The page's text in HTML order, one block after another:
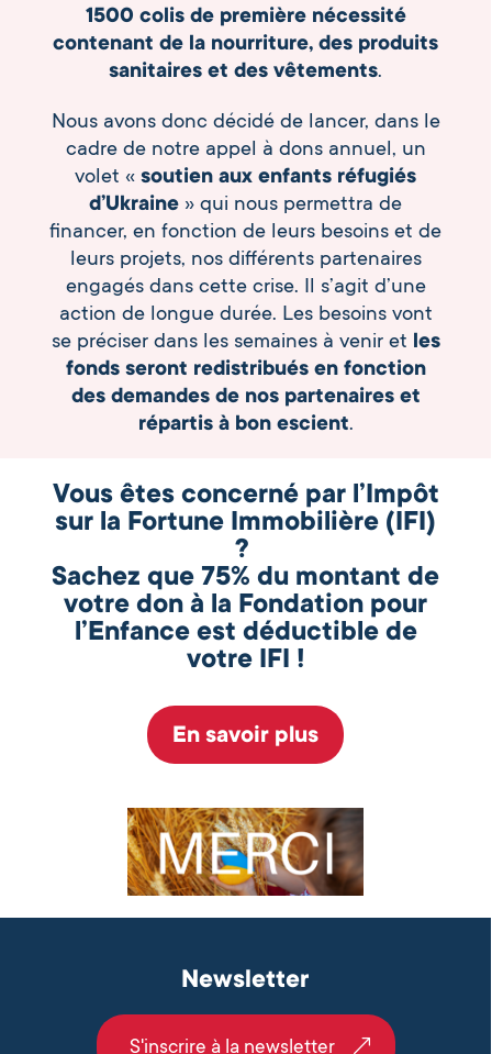
1500 colis de première nécessité
contenant de la nourriture, des produits
sanitaires et des vêtements.
Nous avons donc décidé de lancer, dans le
cadre de notre appel à dons annuel, un
volet « soutien aux enfants réfugiés
d’Ukraine » qui nous permettra de
financer, en fonction de leurs besoins et de
leurs projets, nos différents partenaires
engagés dans cette crise. Il s’agit d’une
action de longue durée. Les besoins vont
se préciser dans les semaines à venir et les
fonds seront redistribués en fonction
des demandes de nos partenaires et
répartis à bon escient.
Vous êtes concerné par l’Impôt
sur la Fortune Immobilière (IFI)
?
Sachez que 75% du montant de
votre don à la Fondation pour
l’Enfance est déductible de
votre IFI !
En savoir plus
Newsletter
S'inscrire à la newsletter